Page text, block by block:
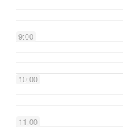
9:00
10:00
11:00